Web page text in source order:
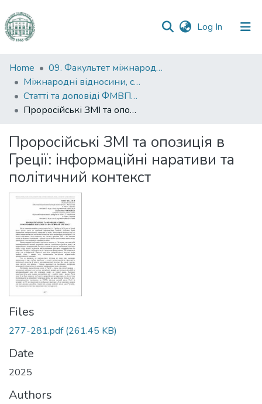
Log In (current)
Communities
&
Collections
All of DSpace
Statistics
Home
09. Факультет міжнародних відносин, політології та соціології
Міжнародні відносини, суспільні комунікації та регіональні студії
Статті та доповіді ФМВПС (Міжнародні відносини, суспільні комунікації та регіональні студії)
Проросійські ЗМІ та опозиція в Греції: інформаційні наративи та політичний контекст
Проросійські ЗМІ та опозиція в
Греції: інформаційні наративи та
політичний контекст
Files
277-281.pdf(261.45 KB)
Date
2025
Authors